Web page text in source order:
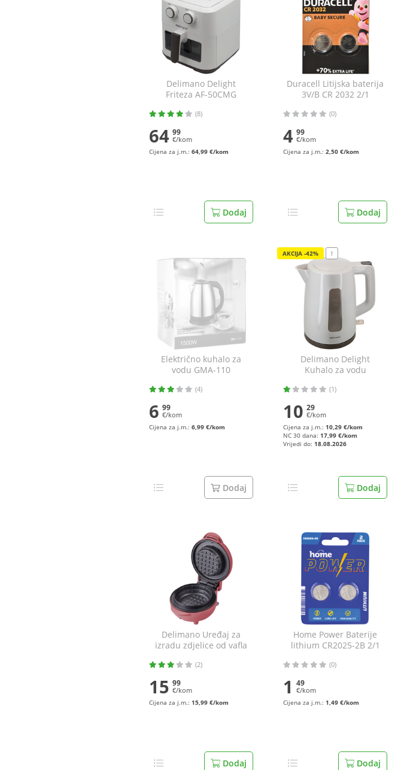
Delimano Delight
Friteza AF-50CMG
(8)
64 99
€/kom
Cijena za j.m.: 64,99 €/kom
Dodaj
Duracell Litijska baterija
3V/B CR 2032 2/1
(0)
4 99
€/kom
Cijena za j.m.: 2,50 €/kom
Dodaj
Električno kuhalo za
vodu GMA-110
(4)
6 99
€/kom
Cijena za j.m.: 6,99 €/kom
Dodaj
AKCIJA -42% !
Delimano Delight
Kuhalo za vodu
(1)
10 29
€/kom
Cijena za j.m.: 10,29 €/kom
NC 30 dana: 17,99 €/kom
Vrijedi do: 18.08.2026
Dodaj
Delimano Uređaj za
izradu zdjelice od vafla
(2)
15 99
€/kom
Cijena za j.m.: 15,99 €/kom
Dodaj
Home Power Baterije
lithium CR2025-2B 2/1
(0)
1 49
€/kom
Cijena za j.m.: 1,49 €/kom
Dodaj